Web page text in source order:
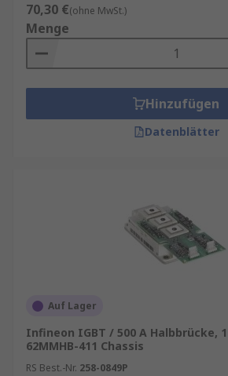
70,30 €(ohne MwSt.)
Menge
Hinzufügen
Datenblätter
Auf Lager
Infineon IGBT / 500 A Halbbrücke,
62MMHB-411 Chassis
RS Best.-Nr. 258-0849P